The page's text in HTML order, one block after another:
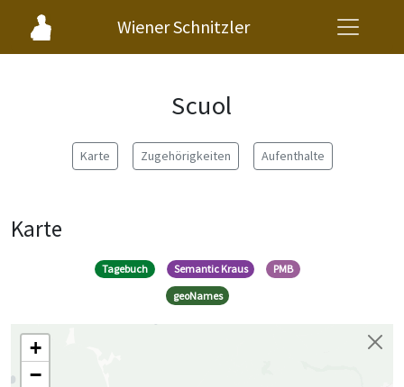
Wiener Schnitzler
Scuol
Karte Zugehörigkeiten Aufenthalte
Karte
Tagebuch Semantic Kraus
PMB
geoNames
+
−